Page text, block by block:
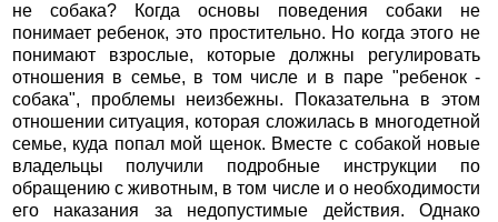
не собака? Когда основы поведения собаки не
понимает ребенок, это простительно. Но когда этого не
понимают взрослые, которые должны регулировать
отношения в семье, в том числе и в паре "ребенок -
собака", проблемы неизбежны. Показательна в этом
отношении ситуация, которая сложилась в многодетной
семье, куда попал мой щенок. Вместе с собакой новые
владельцы получили подробные инструкции по
обращению с животным, в том числе и о необходимости
его наказания за недопустимые действия. Однако